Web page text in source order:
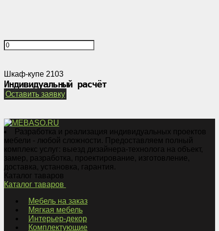
Шкаф-купе 2103
Индивидуальный расчёт
Оставить заявку
Разработка и реализация индивидуальных проектов
мебели - любой сложности. Предоставляем полный
комплекс услуг: выезд дизайнера-технолога на объект,
замер, разработка, проектирование, изготовление,
доставка, установка, гарантия.
Каталог таваров
Каталог таваров
Мебель на заказ
Мягкая мебель
Интерьер-декор
Комплектующие